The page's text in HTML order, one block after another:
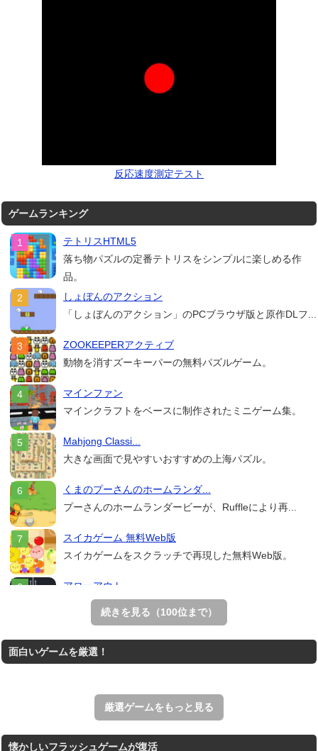
反応速度測定テスト
ゲームランキング
テトリスHTML5
落ち物パズルの定番テトリスをシンプルに楽しめる作
品。
しょぼんのアクション
「しょぼんのアクション」のPCブラウザ版と原作DLフ...
ZOOKEEPERアクティブ
動物を消すズーキーパーの無料パズルゲーム。
マインファン
マインクラフトをベースに制作されたミニゲーム集。
Mahjong Classi...
大きな画面で見やすいおすすめの上海パズル。
くまのプーさんのホームランダ...
プーさんのホームランダービーが、Ruffleにより再...
スイカゲーム 無料Web版
スイカゲームをスクラッチで再現した無料Web版。
アローアウト
すべての矢印を画面外へ導くパズルゲーム。
ホールを巨大に育成する落とし穴ゲーム。
王国を構築していく放置系のシミュレーションゲーム。
続きを見る（100位まで）
面白いゲームを厳選！
厳選ゲームをもっと見る
懐かしいフラッシュゲームが復活